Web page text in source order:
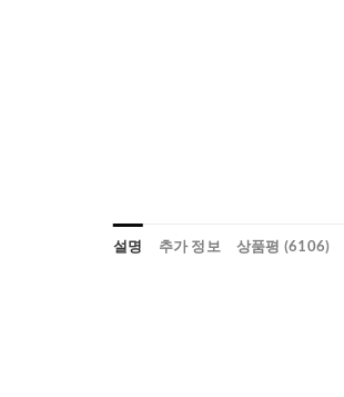
설명 추가 정보 상품평 (6106)